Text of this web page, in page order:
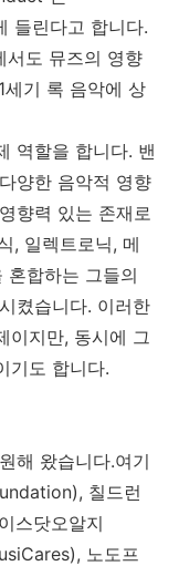
들린다고 합니다.
서도 뮤즈의 영향
세기 록 음악에 상
역할을 합니다. 밴
양한 음악적 영향
향력 있는 존재로
, 일렉트로닉, 메
혼합하는 그들의
켰습니다. 이러한
이지만, 동시에 그
기도 합니다.
해 왔습니다.여기
칠드런
스닷오알지
노도프